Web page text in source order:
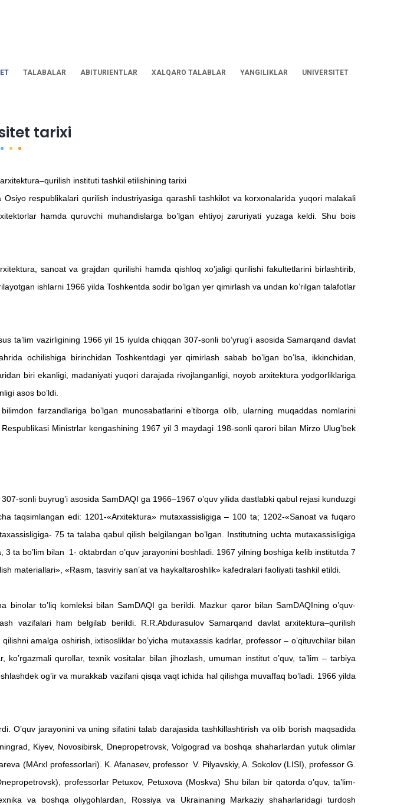
TALABALAR ABITURIENTLAR XALQARO TALABLAR YANGILIKLAR UNIVERSITET
tarixi
instituti tashkil etilishining tarixi
respublikalari qurilish industriyasiga qarashli tashkilot va korxonalarida yuqori malakali
hamda quruvchi muhandislarga bo’lgan ehtiyoj zaruriyati yuzaga keldi. Shu bois
sanoat va grajdan qurilishi hamda qishloq xo’jaligi qurilishi fakultetlarini birlashtirib,
ishlarni 1966 yilda Toshkentda sodir bo’lgan yer qimirlash va undan ko’rilgan talafotlar
vazirligining 1966 yil 15 iyulda chiqqan 307-sonli bo’yrug’i asosida Samarqand davlat
ochilishiga birinchidan Toshkentdagi yer qimirlash sabab bo’lgan bo’lsa, ikkinchidan,
biri ekanligi, madaniyati yuqori darajada rivojlanganligi, noyob arxitektura yodgorliklariga
asos bo’ldi.
farzandlariga bo’lgan munosabatlarini e’tiborga olib, ularning muqaddas nomlarini
Ministrlar kengashining 1967 yil 3 maydagi 198-sonli qarori bilan Mirzo Ulug’bek
sonli buyrug’i asosida SamDAQI ga 1966–1967 o’quv yilida dastlabki qabul rejasi kunduzgi
taqsimlangan edi: 1201-«Arxitektura» mutaxassisligiga – 100 ta; 1202-«Sanoat va fuqaro
75 ta talaba qabul qilish belgilangan bo’lgan. Institutning uchta mutaxassisligiga
ta bo’lim bilan 1- oktabrdan o’quv jarayonini boshladi. 1967 yilning boshiga kelib institutda 7
materiallari», «Rasm, tasviriy san’at va haykaltaroshlik» kafedralari faoliyati tashkil etildi.
to’liq komleksi bilan SamDAQI ga berildi. Mazkur qaror bilan SamDAQIning o’quv-
vazifalari ham belgilab berildi. R.R.Abdurasulov Samarqand davlat arxitektura–qurilish
amalga oshirish, ixtisosliklar bo’yicha mutaxassis kadrlar, professor – o’qituvchilar bilan
ko’rgazmali qurollar, texnik vositalar bilan jihozlash, umuman institut o’quv, ta’lim – tarbiya
og’ir va murakkab vazifani qisqa vaqt ichida hal qilishga muvaffaq bo’ladi. 1966 yilda
jarayonini va uning sifatini talab darajasida tashkillashtirish va olib borish maqsadida
Kiyev, Novosibirsk, Dnepropetrovsk, Volgograd va boshqa shaharlardan yutuk olimlar
(MArxI professorlari). K. Afanasev, professor V. Pilyavskiy, A. Sokolov (LISI), professor G.
professorlar Petuxov, Petuxova (Moskva) Shu bilan bir qatorda o’quv, ta’lim-
va boshqa oliygohlardan, Rossiya va Ukrainaning Markaziy shaharlaridagi turdosh